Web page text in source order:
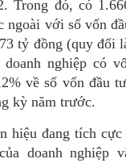
Trong đó, có
ngoài với số vốn
tỷ đồng (quy đổi
nghiệp có
về số vốn đầu
kỳ năm trước.
hiệu đang tích
doanh nghiệp